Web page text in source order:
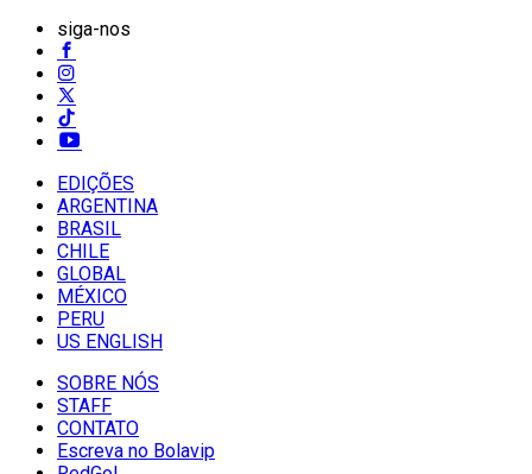
siga-nos
EDIÇÕES
ARGENTINA
BRASIL
CHILE
GLOBAL
MÉXICO
PERU
US ENGLISH
SOBRE NÓS
STAFF
CONTATO
Escreva no Bolavip